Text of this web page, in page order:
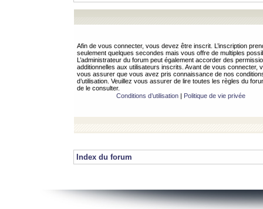
Afin de vous connecter, vous devez être inscrit. L’inscription
seulement quelques secondes mais vous offre de multiples
L’administrateur du forum peut également accorder des
additionnelles aux utilisateurs inscrits. Avant de vous connecter,
vous assurer que vous avez pris connaissance de nos
d’utilisation. Veuillez vous assurer de lire toutes les règles du
de le consulter.
Conditions d’utilisation| Politique de vie privée
Index du forum